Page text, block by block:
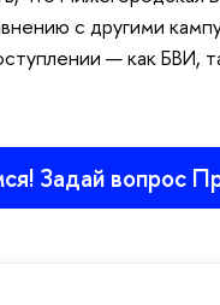
с другими
— как БВИ,
Задай вопрос